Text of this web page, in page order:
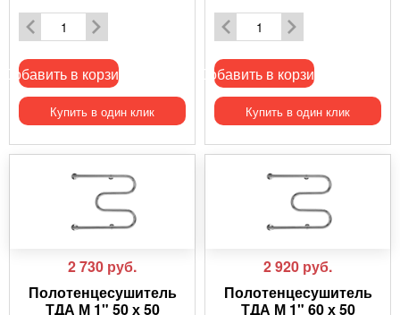
Добавить в корзину
Купить в один клик
Добавить в корзину
Купить в один клик
2 730 руб.
Полотенцесушитель
ТДА М 1" 50 х 50
2 920 руб.
Полотенцесушитель
ТДА М 1" 60 х 50